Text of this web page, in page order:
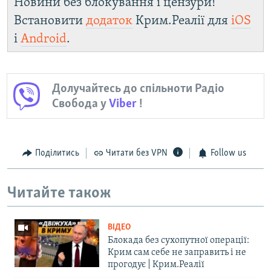
Новини без блокування і цензури!
Встановити додаток Крим.Реалії для iOS
і Android.
Долучайтесь до спільноти Радіо
Свобода уViber !
Поділитись Читати без VPN Follow us
Читайте також
ВІДЕО
Блокада без сухопутної операції:
Крим сам себе не заправить і не
прогодує | Крим.Реалії